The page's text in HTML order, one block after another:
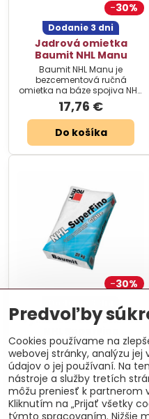
30%
Dodanie 3 dni
Jadrová omietka
Baumit NHL Manu
Baumit NHL Manu je
bezcementová ručná
omietka na báze spojiva NHL.
Zrnitosť 4 mm
17,76 €
Do košíka
30%
Vyhladzovacia stierka
Bezcementový glet Baumit
na báze spojiva NHL pre
vyhladenie povrchu.
21,35 €
Do košíka
Predvoľby
Cookies používame na
webovej stránky, analýzu
údajov o jej používaní. Na
nástroje a služby tretích
môžu preniesť k partnerom
Kliknutím na „Prijať všetky
týmto spracovaním. Nižšie